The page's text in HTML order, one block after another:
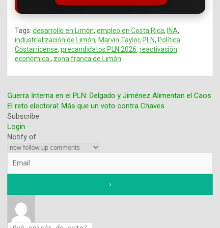
Tags: desarrollo en Limón, empleo en Costa Rica, INA,
industrialización de Limón, Marvin Taylor, PLN, Política
Costarricense, precandidatos PLN 2026, reactivación
económica. , zona franca de Limón
Navegación
de
entradas
Guerra Interna en el PLN: Delgado y Jiménez Alimentan el Caos
El reto electoral: Más que un voto contra Chaves
Subscribe
Login
Notify of